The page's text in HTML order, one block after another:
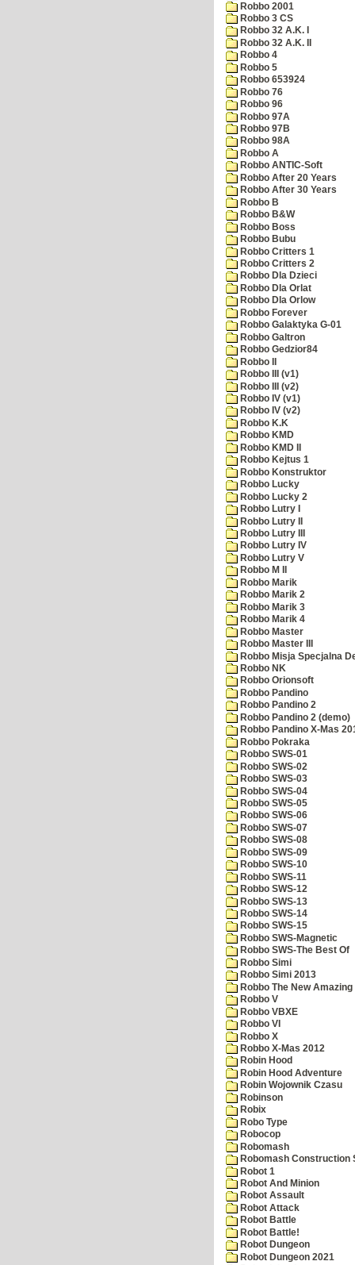
Robbo 2001
Robbo 3 CS
Robbo 32 A.K. I
Robbo 32 A.K. II
Robbo 4
Robbo 5
Robbo 653924
Robbo 76
Robbo 96
Robbo 97A
Robbo 97B
Robbo 98A
Robbo A
Robbo ANTIC-Soft
Robbo After 20 Years
Robbo After 30 Years
Robbo B
Robbo B&W
Robbo Boss
Robbo Bubu
Robbo Critters 1
Robbo Critters 2
Robbo Dla Dzieci
Robbo Dla Orlat
Robbo Dla Orlow
Robbo Forever
Robbo Galaktyka G-01
Robbo Galtron
Robbo Gedzior84
Robbo II
Robbo III (v1)
Robbo III (v2)
Robbo IV (v1)
Robbo IV (v2)
Robbo K.K
Robbo KMD
Robbo KMD II
Robbo Kejtus 1
Robbo Konstruktor
Robbo Lucky
Robbo Lucky 2
Robbo Lutry I
Robbo Lutry II
Robbo Lutry III
Robbo Lutry IV
Robbo Lutry V
Robbo M II
Robbo Marik
Robbo Marik 2
Robbo Marik 3
Robbo Marik 4
Robbo Master
Robbo Master III
Robbo Misja Specjalna
Robbo NK
Robbo Orionsoft
Robbo Pandino
Robbo Pandino 2
Robbo Pandino 2 (demo)
Robbo Pandino X-Mas
Robbo Pokraka
Robbo SWS-01
Robbo SWS-02
Robbo SWS-03
Robbo SWS-04
Robbo SWS-05
Robbo SWS-06
Robbo SWS-07
Robbo SWS-08
Robbo SWS-09
Robbo SWS-10
Robbo SWS-11
Robbo SWS-12
Robbo SWS-13
Robbo SWS-14
Robbo SWS-15
Robbo SWS-Magnetic
Robbo SWS-The Best Of
Robbo Simi
Robbo Simi 2013
Robbo The New
Robbo V
Robbo VBXE
Robbo VI
Robbo X
Robbo X-Mas 2012
Robin Hood
Robin Hood Adventure
Robin Wojownik Czasu
Robinson
Robix
Robo Type
Robocop
Robomash
Robomash Construction
Robot 1
Robot And Minion
Robot Assault
Robot Attack
Robot Battle
Robot Battle!
Robot Dungeon
Robot Dungeon 2021